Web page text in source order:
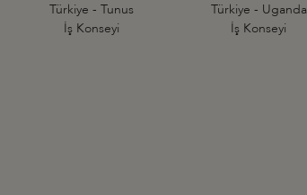
Türkiye - Tunus
İş Konseyi
Türkiye - Uganda
İş Konseyi